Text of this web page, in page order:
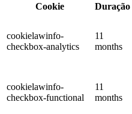
Cookie
Duração
cookielawinfo-
checkbox-analytics
11
months
cookielawinfo-
checkbox-functional
11
months